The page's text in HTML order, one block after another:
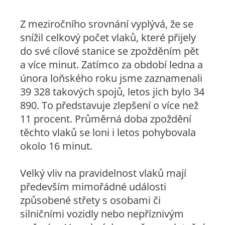
Z meziročního srovnání vyplývá, že se
snížil celkový počet vlaků, které přijely
do své cílové stanice se zpožděním pět
a více minut. Zatímco za období ledna a
února loňského roku jsme zaznamenali
39 328 takových spojů, letos jich bylo 34
890. To představuje zlepšení o více než
11 procent. Průměrná doba zpoždění
těchto vlaků se loni i letos pohybovala
okolo 16 minut.
Velký vliv na pravidelnost vlaků mají
především mimořádné události
způsobené střety s osobami či
silničními vozidly nebo nepříznivým